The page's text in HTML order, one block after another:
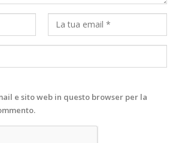
e sito web in questo browser per la